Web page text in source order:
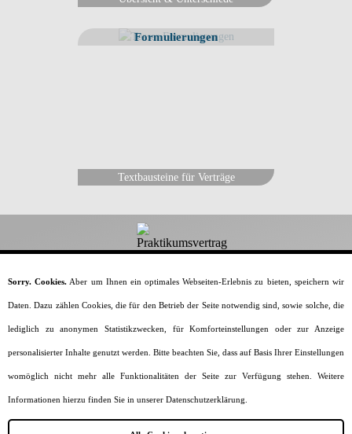
Formulierungen
Textbausteine für Verträge
Dein-Praktikumsvertrag.de
Alles rund um den Praktikumsvertrag.
Home Vorlagen & Muster Generator
Formulierungen Wissenswertes
Datenschutz
Sorry. Cookies. Aber um Ihnen ein optimales Webseiten-Erlebnis zu bieten, speichern wir
Daten. Dazu zählen Cookies, die für den Betrieb der Seite notwendig sind, sowie solche, die
lediglich zu anonymen Statistikzwecken, für Komforteinstellungen oder zur Anzeige
personalisierter Inhalte genutzt werden. Bitte beachten Sie, dass auf Basis Ihrer Einstellungen
womöglich nicht mehr alle Funktionalitäten der Seite zur Verfügung stehen. Weitere
Informationen hierzu finden Sie in unserer Datenschutzerklärung.